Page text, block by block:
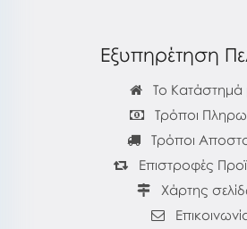
Εξυπηρέτηση
Το Κατάστημά
Τρόποι
Τρόποι
Επιστροφές
Χάρτης